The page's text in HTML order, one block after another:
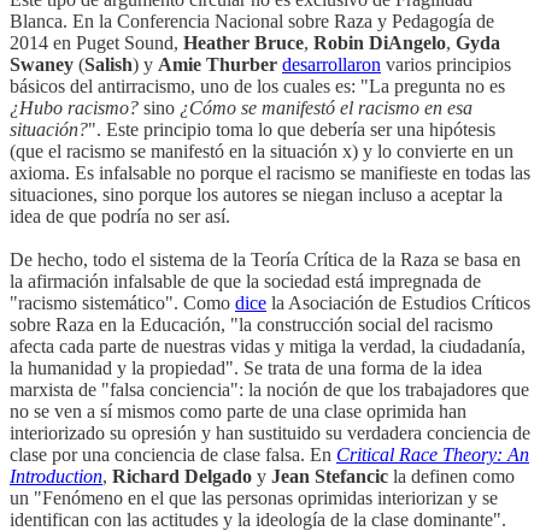
Blanca. En la Conferencia Nacional sobre Raza y Pedagogía de
2014 en Puget Sound, Heather Bruce, Robin DiAngelo, Gyda
Swaney (Salish) y Amie Thurber desarrollaron varios principios
básicos del antirracismo, uno de los cuales es: "La pregunta no es
¿Hubo racismo? sino ¿Cómo se manifestó el racismo en esa
situación?". Este principio toma lo que debería ser una hipótesis
(que el racismo se manifestó en la situación x) y lo convierte en un
axioma. Es infalsable no porque el racismo se manifieste en todas las
situaciones, sino porque los autores se niegan incluso a aceptar la
idea de que podría no ser así.
De hecho, todo el sistema de la Teoría Crítica de la Raza se basa en
la afirmación infalsable de que la sociedad está impregnada de
"racismo sistemático". Como dice la Asociación de Estudios Críticos
sobre Raza en la Educación, "la construcción social del racismo
afecta cada parte de nuestras vidas y mitiga la verdad, la ciudadanía,
la humanidad y la propiedad". Se trata de una forma de la idea
marxista de "falsa conciencia": la noción de que los trabajadores que
no se ven a sí mismos como parte de una clase oprimida han
interiorizado su opresión y han sustituido su verdadera conciencia de
clase por una conciencia de clase falsa. En Critical Race Theory: An
Introduction, Richard Delgado y Jean Stefancic la definen como
un "Fenómeno en el que las personas oprimidas interiorizan y se
identifican con las actitudes y la ideología de la clase dominante".